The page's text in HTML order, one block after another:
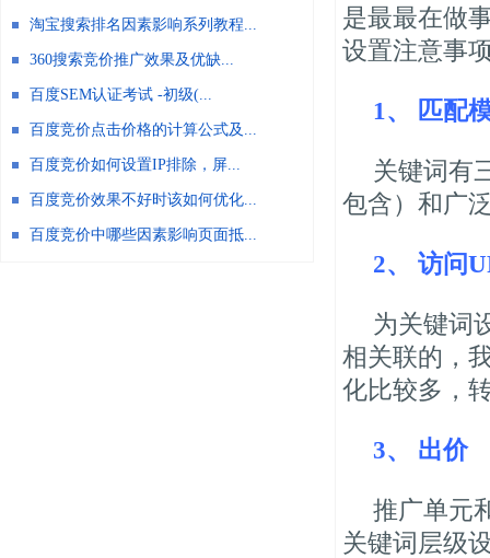
是最最在做
设置注意事
1、 匹配
关键词有
包含）和广
2、 访问
为关键词
相关联的，
化比较多，
3、 出价
推广单元
关键词层级
淘宝搜索排名因素影响系列教程...
360搜索竞价推广效果及优缺...
百度SEM认证考试 -初级(...
百度竞价点击价格的计算公式及...
百度竞价如何设置IP排除，屏...
百度竞价效果不好时该如何优化...
百度竞价中哪些因素影响页面抵...